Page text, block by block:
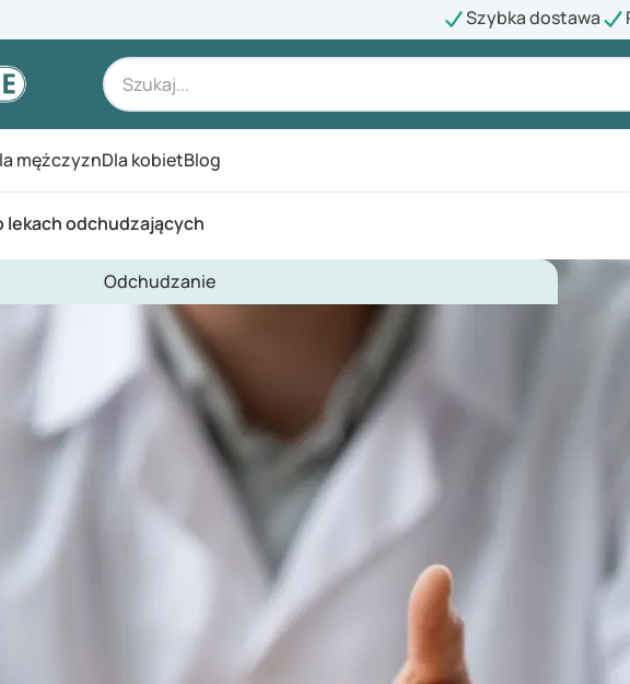
Szybka dostawa
menu
mężczyznDla kobietBlog
lekach odchudzających
Odchudzanie